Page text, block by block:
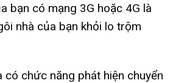
bạn có mạng 3G hoặc 4G là
nhà của bạn khỏi lo trộm
có chức năng phát hiện chuyển